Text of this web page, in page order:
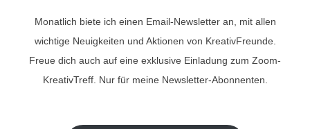
Monatlich biete ich einen Email-Newsletter an, mit allen
wichtige Neuigkeiten und Aktionen von KreativFreunde.
Freue dich auch auf eine exklusive Einladung zum Zoom-
KreativTreff. Nur für meine Newsletter-Abonnenten.